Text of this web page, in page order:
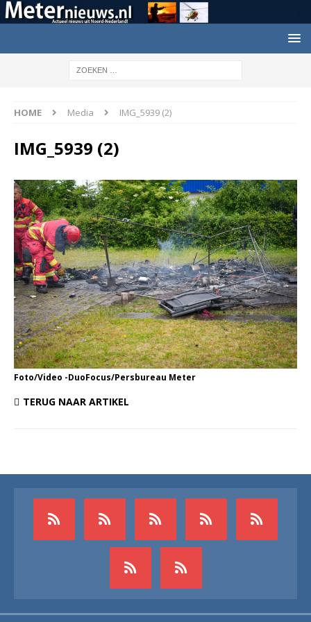
HOME Media IMG_5939 (2)
IMG_5939 (2)
Foto/Video -DuoFocus/Persbureau Meter
TERUG NAAR ARTIKEL